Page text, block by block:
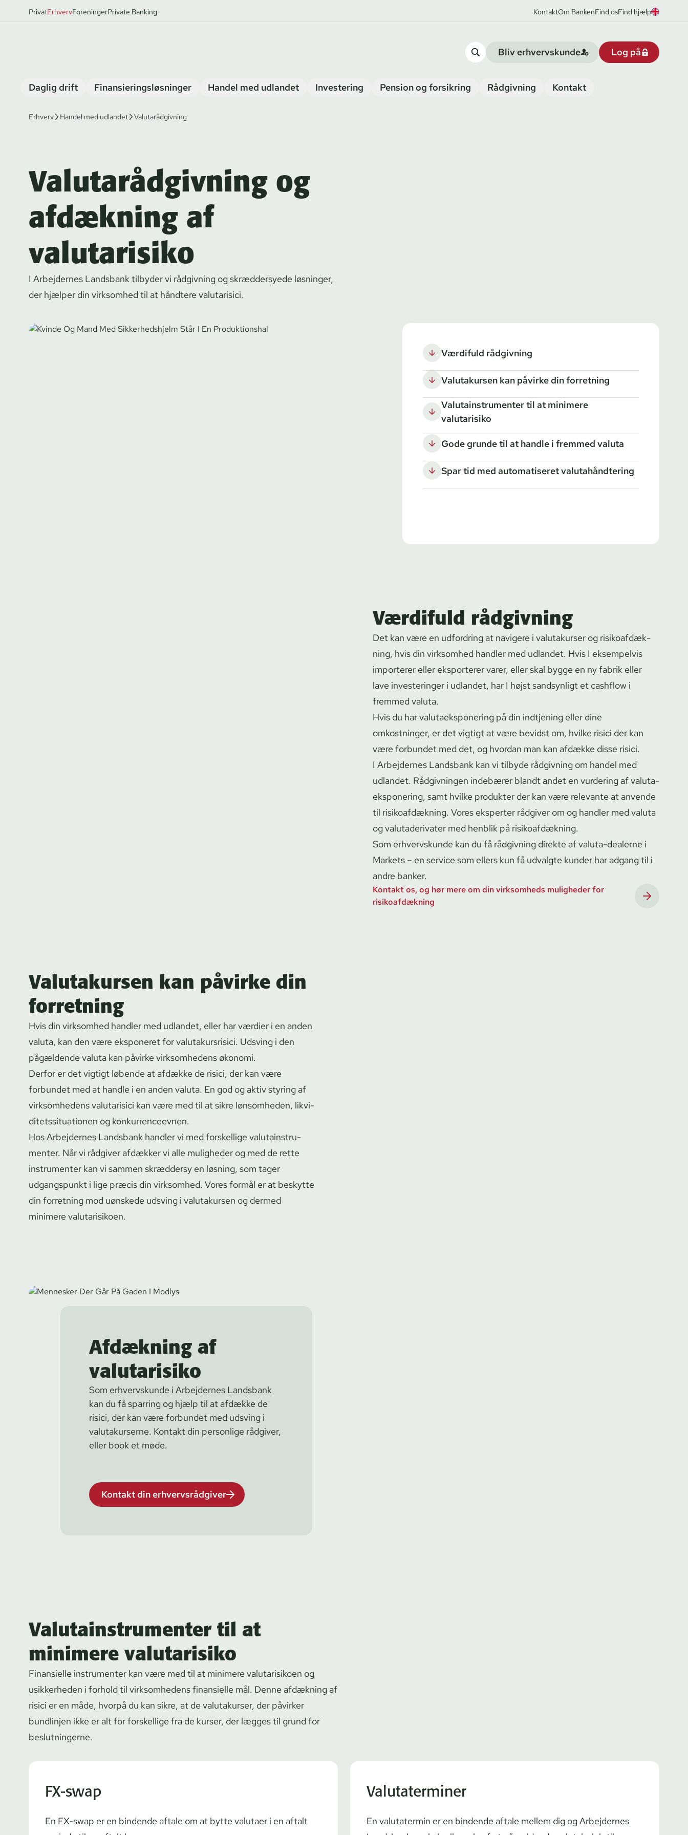
PrivatErhvervForeningerPrivate Banking KontaktOm BankenFind osFind hjælp
Bliv erhvervskunde Log på
Daglig drift Finansieringsløsninger Handel med udlandet Investering Pension og forsikring Rådgivning Kontakt
Erhverv Handel med udlandet Valutarådgivning
Valutarådgivning og
afdækning af
valutarisiko
I Arbejdernes Landsbank tilbyder vi rådgivning og skræddersyede løsninger,
der hjælper din virksomhed til at håndtere valutarisici.
Værdifuld rådgivning
Valutakursen kan påvirke din forretning
Valutainstrumenter til at minimere
valutarisiko
Gode grunde til at handle i fremmed valuta
Spar tid med automatiseret valutahåndtering
Værdifuld rådgivning
Det kan være en udfordring at navigere i valutakurser og ri­si­ko­af­dæk­
ning, hvis din virksomhed handler med udlandet. Hvis I eksempelvis
importerer eller eksporterer varer, eller skal bygge en ny fabrik eller
lave investeringer i udlandet, har I højst sandsynligt et cashflow i
fremmed valuta.
Hvis du har va­luta­eks­po­ne­ring på din indtjening eller dine
omkostninger, er det vigtigt at være bevidst om, hvilke risici der kan
være forbundet med det, og hvordan man kan afdække disse risici.
I Arbejdernes Landsbank kan vi tilbyde rådgivning om handel med
udlandet. Rådgivningen indebærer blandt andet en vurdering af va­luta­
eks­po­ne­ring, samt hvilke produkter der kan være relevante at anvende
til ri­si­ko­af­dæk­ning. Vores eksperter rådgiver om og handler med valuta
og va­luta­de­ri­va­ter med henblik på ri­si­ko­af­dæk­ning.
Som erhvervskunde kan du få rådgivning direkte af valuta-dealerne i
Markets – en service som ellers kun få udvalgte kunder har adgang til i
andre banker.
Kontakt os, og hør mere om din virksomheds muligheder for
risikoafdækning
Valutakursen kan påvirke din
forretning
Hvis din virksomhed handler med udlandet, eller har værdier i en anden
valuta, kan den være eksponeret for va­luta­ku­rs­ri­si­ci. Udsving i den
pågældende valuta kan påvirke virksomhedens økonomi.
Derfor er det vigtigt løbende at afdække de risici, der kan være
forbundet med at handle i en anden valuta. En god og aktiv styring af
virksomhedens valutarisici kan være med til at sikre lønsomheden, lik­vi­
di­tets­si­tu­a­tio­nen og kon­kur­ren­ce­ev­nen.
Hos Arbejdernes Landsbank handler vi med forskellige va­lutain­stru­
men­ter. Når vi rådgiver afdækker vi alle muligheder og med de rette
instrumenter kan vi sammen skræddersy en løsning, som tager
udgangspunkt i lige præcis din virksomhed. Vores formål er at beskytte
din forretning mod uønskede udsving i valutakursen og dermed
minimere valutarisikoen.
Afdækning af
valutarisiko
Som erhvervskunde i Arbejdernes Landsbank
kan du få sparring og hjælp til at afdække de
risici, der kan være forbundet med udsving i
valutakurserne. Kontakt din personlige rådgiver,
eller book et møde.
Kontakt din erhvervsrådgiver
Valutainstrumenter til at
minimere valutarisiko
Finansielle instrumenter kan være med til at minimere valutarisikoen og
usikkerheden i forhold til virksomhedens finansielle mål. Denne afdækning af
risici er en måde, hvorpå du kan sikre, at de valutakurser, der påvirker
bundlinjen ikke er alt for forskellige fra de kurser, der lægges til grund for
beslutningerne.
FX-swap
En FX-swap er en bindende aftale om at bytte valutaer i en aftalt
Valutaterminer
En valutatermin er en bindende aftale mellem dig og Arbejdernes